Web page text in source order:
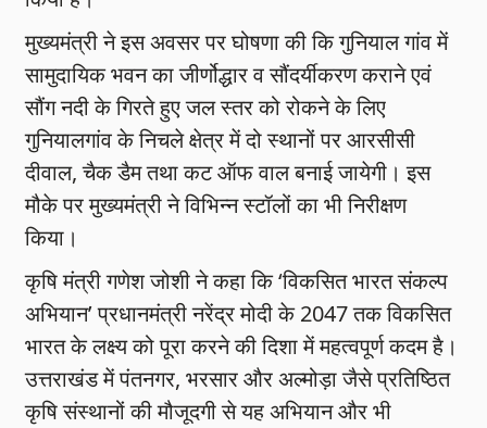
मुख्यमंत्री ने इस अवसर पर घोषणा की कि गुनियाल गांव में
सामुदायिक भवन का जीर्णोद्धार व सौंदर्यीकरण कराने एवं
सौंग नदी के गिरते हुए जल स्तर को रोकने के लिए
गुनियालगांव के निचले क्षेत्र में दो स्थानों पर आरसीसी
दीवाल, चैक डैम तथा कट ऑफ वाल बनाई जायेगी। इस
मौके पर मुख्यमंत्री ने विभिन्न स्टॉलों का भी निरीक्षण
किया।
कृषि मंत्री गणेश जोशी ने कहा कि ‘विकसित भारत संकल्प
अभियान’ प्रधानमंत्री नरेंद्र मोदी के 2047 तक विकसित
भारत के लक्ष्य को पूरा करने की दिशा में महत्वपूर्ण कदम है।
उत्तराखंड में पंतनगर, भरसार और अल्मोड़ा जैसे प्रतिष्ठित
कृषि संस्थानों की मौजूदगी से यह अभियान और भी